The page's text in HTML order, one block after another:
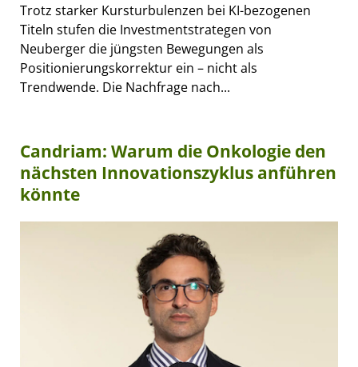
Trotz starker Kursturbulenzen bei KI-bezogenen
Titeln stufen die Investmentstrategen von
Neuberger die jüngsten Bewegungen als
Positionierungskorrektur ein – nicht als
Trendwende. Die Nachfrage nach...
Candriam: Warum die Onkologie den
nächsten Innovationszyklus anführen
könnte